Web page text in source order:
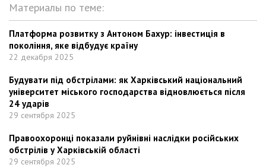
Материалы по теме:
Платформа розвитку з Антоном Бахур: інвестиція в
покоління, яке відбудує країну
22 декабря 2025
Будувати під обстрілами: як Харківський національний
університет міського господарства відновлюється після
24 ударів
29 сентября 2025
Правоохоронці показали руйнівні наслідки російських
обстрілів у Харківській області
29 сентября 2025